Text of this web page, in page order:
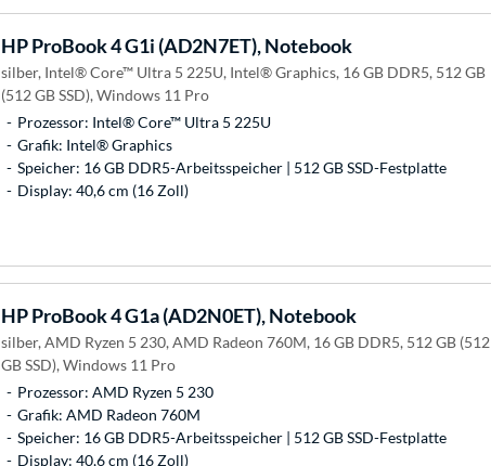
HPProBook 4 G1i (AD2N7ET), Notebook
silber, Intel® Core™ Ultra 5 225U, Intel® Graphics, 16 GB DDR5, 512 GB
(512 GB SSD), Windows 11 Pro
Prozessor: Intel® Core™ Ultra 5 225U
Grafik: Intel® Graphics
Speicher: 16 GB DDR5-Arbeitsspeicher | 512 GB SSD-Festplatte
Display: 40,6 cm (16 Zoll)
HPProBook 4 G1a (AD2N0ET), Notebook
silber, AMD Ryzen 5 230, AMD Radeon 760M, 16 GB DDR5, 512 GB (512
GB SSD), Windows 11 Pro
Prozessor: AMD Ryzen 5 230
Grafik: AMD Radeon 760M
Speicher: 16 GB DDR5-Arbeitsspeicher | 512 GB SSD-Festplatte
Display: 40,6 cm (16 Zoll)